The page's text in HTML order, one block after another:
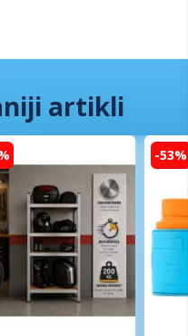
artikli
-53%